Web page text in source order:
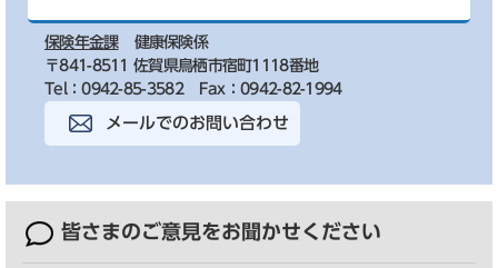
保険年金課
健康保険係
〒841-8511 佐賀県鳥栖市宿町1118番地
Tel：0942-85-3582
Fax：0942-82-1994
メールでのお問い合わせ
皆さまのご意見をお聞かせください